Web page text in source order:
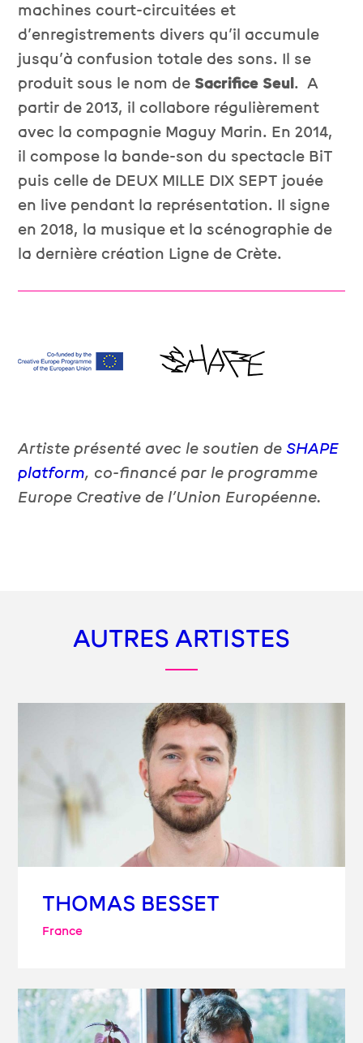
machines court-circuitées et
d’enregistrements divers qu’il accumule
jusqu’à confusion totale des sons. Il se
produit sous le nom de Sacrifice Seul.A
partir de 2013, il collabore régulièrement
avec la compagnie Maguy Marin. En 2014,
il compose la bande-son du spectacle BiT
puis celle de DEUX MILLE DIX SEPT jouée
en live pendant la représentation. Il signe
en 2018, la musique et la scénographie de
la dernière création Ligne de Crète.
Artiste présenté avec le soutien de SHAPE
platform, co-financé par le programme
Europe Creative de l’Union Européenne.
AUTRES ARTISTES
THOMAS BESSET
France